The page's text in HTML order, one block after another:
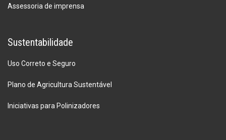
Assessoria de imprensa
Sustentabilidade
Uso Correto e Seguro
Plano de Agricultura Sustentável
Iniciativas para Polinizadores